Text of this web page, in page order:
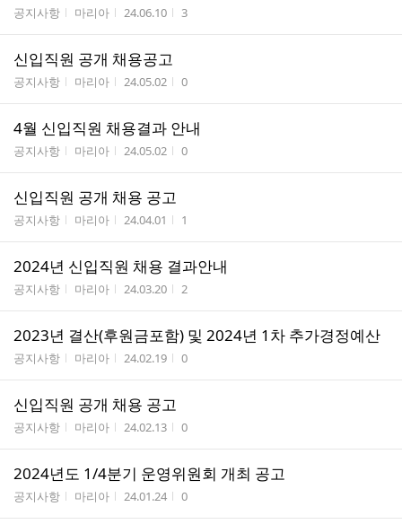
게시판명
공지사항 작성자
마리아 작성시간
24.06.10 조회수
3
신입직원 공개 채용공고
게시판명
공지사항 작성자
마리아 작성시간
24.05.02 조회수
0
4월 신입직원 채용결과 안내
게시판명
공지사항 작성자
마리아 작성시간
24.05.02 조회수
0
신입직원 공개 채용 공고
게시판명
공지사항 작성자
마리아 작성시간
24.04.01 조회수
1
2024년 신입직원 채용 결과안내
게시판명
공지사항 작성자
마리아 작성시간
24.03.20 조회수
2
2023년 결산(후원금포함) 및 2024년 1차 추가경정예산
게시판명
공지사항 작성자
마리아 작성시간
24.02.19 조회수
0
신입직원 공개 채용 공고
게시판명
공지사항 작성자
마리아 작성시간
24.02.13 조회수
0
2024년도 1/4분기 운영위원회 개최 공고
게시판명
공지사항 작성자
마리아 작성시간
24.01.24 조회수
0